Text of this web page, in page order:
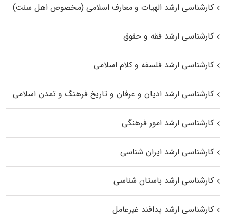
کارشناسی ارشد الهیات و معارف اسلامی (مخصوص اهل سنت)
کارشناسی ارشد فقه و حقوق
کارشناسی ارشد فلسفه و کلام اسلامی
کارشناسی ارشد ادیان و عرفان و تاریخ فرهنگ و تمدن اسلامی
کارشناسی ارشد امور فرهنگی
کارشناسی ارشد ایران شناسی
کارشناسی ارشد باستان شناسی
کارشناسی ارشد پدافند غیرعامل